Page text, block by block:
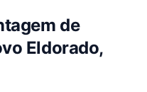
de
Eldorado,